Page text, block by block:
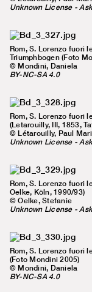
Unknown License -
Rom, S. Lorenzo fuori
Triumphbogen (Foto
© Mondini, Daniela
BY-NC-SA 4.0
Rom, S. Lorenzo fuori
(Letarouilly, III, 1853,
© Létarouilly, Paul
Unknown License -
Rom, S. Lorenzo fuori
Oelke, Köln, 1990/93)
© Oelke, Stefanie
Unknown License -
Rom, S. Lorenzo fuori
(Foto Mondini 2005)
© Mondini, Daniela
BY-NC-SA 4.0